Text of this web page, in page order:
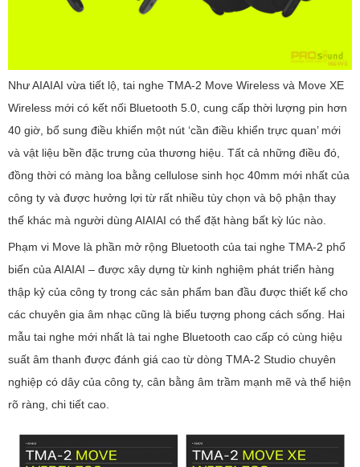
Như AIAIAI vừa tiết lộ, tai nghe TMA-2 Move Wireless và Move XE
Wireless mới có kết nối Bluetooth 5.0, cung cấp thời lượng pin hơn
40 giờ, bổ sung điều khiển một nút ‘cần điều khiển trực quan’ mới
và vật liệu bền đặc trưng của thương hiệu. Tất cả những điều đó,
đồng thời có màng loa bằng cellulose sinh học 40mm mới nhất của
công ty và được hưởng lợi từ rất nhiều tùy chọn và bộ phận thay
thế khác mà người dùng AIAIAI có thể đặt hàng bất kỳ lúc nào.
Phạm vi Move là phần mở rộng Bluetooth của tai nghe TMA-2 phổ
biến của AIAIAI – được xây dựng từ kinh nghiệm phát triển hàng
thập kỷ của công ty trong các sản phẩm ban đầu được thiết kế cho
các chuyên gia âm nhạc cũng là biểu tượng phong cách sống. Hai
mẫu tai nghe mới nhất là tai nghe Bluetooth cao cấp có cùng hiệu
suất âm thanh được đánh giá cao từ dòng TMA-2 Studio chuyên
nghiệp có dây của công ty, cân bằng âm trầm mạnh mẽ và thể hiện
rõ ràng, chi tiết cao.